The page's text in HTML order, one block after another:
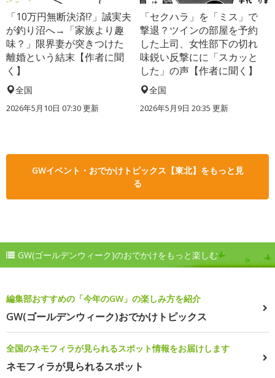
「10万円無断決済!?」誠実夫
が釣り沼へ→「家族より趣
味？」限界妻が突きつけた
離婚という結末【作者に聞
く】
全国
2026年5月10日 07:30 更新
「セクハラ」を「ミス」で
撃退？ツインの部屋を予約
した上司、女性部下の切れ
味鋭い反撃にに「スカッと
した」の声【作者に聞く】
全国
2026年5月9日 20:35 更新
GWイベント・おでかけトピックス【東北】をもっと見
る
GW(ゴールデンウィーク)のおでかけをもっと楽しむ
編集部おすすめの「今年のGW」の楽しみ方を紹介
GW(ゴールデンウィーク)おでかけトピックス
全国のネモフィラが見られるスポット情報をお届けします
ネモフィラが見られるスポット